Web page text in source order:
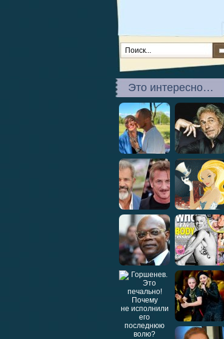
Это интересно…